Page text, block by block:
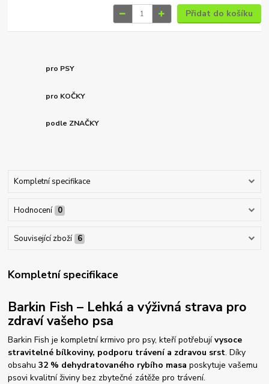
Přidat do košíku
pro PSY
pro KOČKY
podle ZNAČKY
Kompletní specifikace
Hodnocení 0
Související zboží 6
Kompletní specifikace
Barkin Fish – Lehká a výživná strava pro
zdraví vašeho psa
Barkin Fish je kompletní krmivo pro psy, kteří potřebujívysoce
stravitelné bílkoviny, podporu trávení a zdravou srst. Díky
obsahu32 % dehydratovaného rybího masa poskytuje vašemu
psovi kvalitní živiny bez zbytečné zátěže pro trávení.